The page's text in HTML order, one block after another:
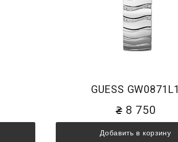
GUESS GW0871L1
8 750
Добавить в корзину